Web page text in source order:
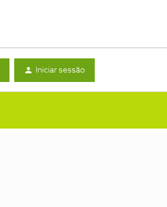
Iniciar sessão